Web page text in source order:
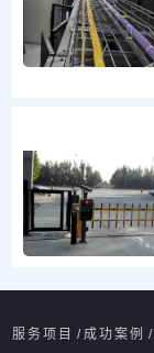
服务项目 / 成功案例 /